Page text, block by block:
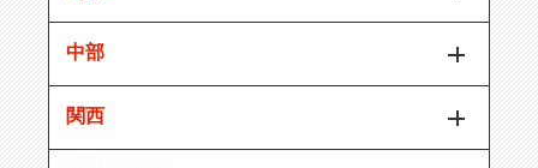
中部
関西